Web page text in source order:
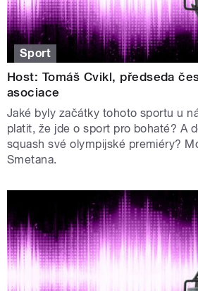
Sport
Host: Tomáš Cvikl, předseda
asociace
Jaké byly začátky tohoto sportu u
platit, že jde o sport pro bohaté? A
squash své olympijské premiéry?
Smetana.